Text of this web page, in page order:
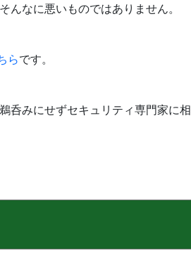
なに悪いものではありません。
らです。
呑みにせずセキュリティ専門家に相